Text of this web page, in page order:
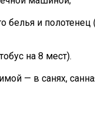
белья и
на 8 мест).
— в санях,